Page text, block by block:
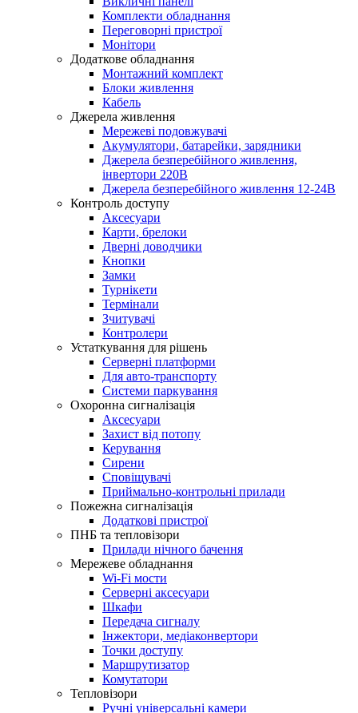
Комплекти обладнання
Переговорні пристрої
Монітори
Додаткове обладнання
Монтажний комплект
Блоки живлення
Кабель
Джерела живлення
Мережеві подовжувачі
Акумулятори, батарейки, зарядники
Джерела безперебійного живлення,
інвертори 220В
Джерела безперебійного живлення 12-24В
Контроль доступу
Аксесуари
Карти, брелоки
Дверні доводчики
Кнопки
Замки
Турнікети
Термінали
Зчитувачі
Контролери
Устаткування для рішень
Серверні платформи
Для авто-транспорту
Системи паркування
Охоронна сигналізація
Аксесуари
Захист від потопу
Керування
Сирени
Сповіщувачі
Приймально-контрольні прилади
Пожежна сигналізація
Додаткові пристрої
ПНБ та тепловізори
Прилади нічного бачення
Мережеве обладнання
Wi-Fi мости
Серверні аксесуари
Шкафи
Передача сигналу
Інжектори, медіаконвертори
Точки доступу
Маршрутизатор
Комутатори
Тепловізори
Ручні універсальні камери